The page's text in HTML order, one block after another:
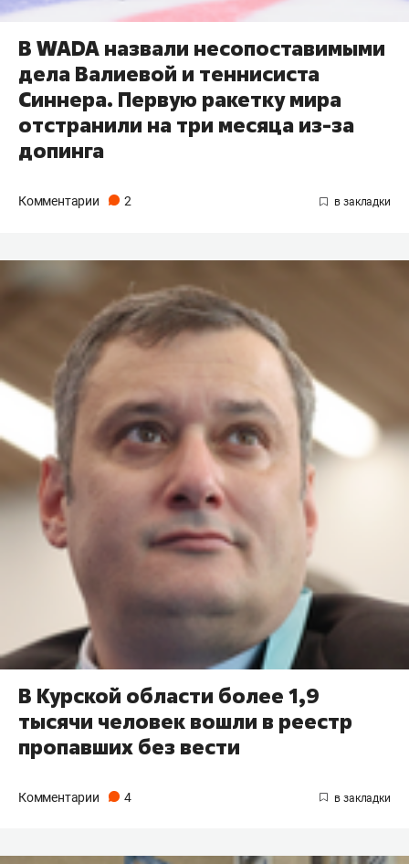
В WADA назвали несопоставимыми
дела Валиевой и теннисиста
Синнера. Первую ракетку мира
отстранили на три месяца из-за
допинга
Комментарии 2
В Курской области более 1,9
тысячи человек вошли в реестр
пропавших без вести
Комментарии 4